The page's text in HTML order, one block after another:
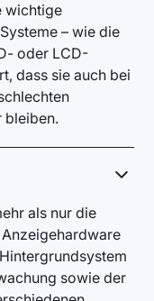
wichtige
– wie die
oder LCD-
dass sie auch bei
bleiben.
als nur die
sowie der